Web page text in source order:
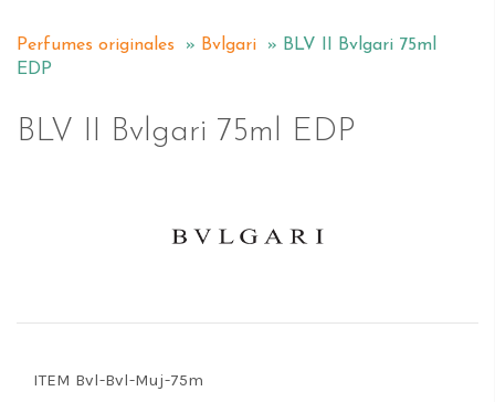
Perfumes originales » Bvlgari
» BLV II Bvlgari 75ml
EDP
BLV II Bvlgari 75ml EDP
ITEM Bvl-Bvl-Muj-75m